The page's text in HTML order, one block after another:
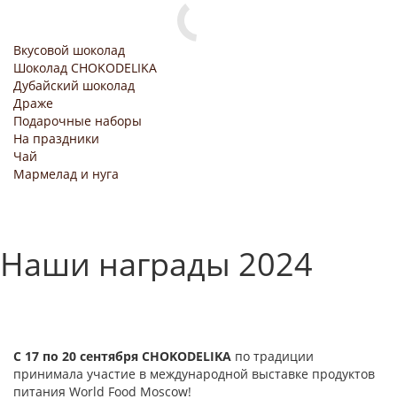
Вкусовой шоколад
Шоколад CHOKODELIKA
Дубайский шоколад
Драже
Подарочные наборы
На праздники
Чай
Мармелад и нуга
Наши награды 2024
С 17 по 20 сентября CHOKODELIKA по традиции
принимала участие в международной выставке продуктов
питания World Food Moscow!